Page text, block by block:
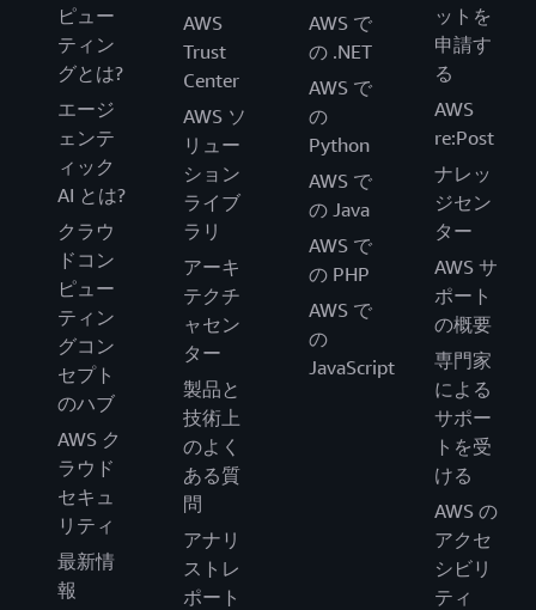
ピュー
ティン
グとは?
エージ
ェンテ
ィック
AI とは?
クラウ
ドコン
ピュー
ティン
グコン
セプト
のハブ
AWS ク
ラウド
セキュ
リティ
最新情
報
AWS
Trust
Center
AWS ソ
リュー
ション
ライブ
ラリ
アーキ
テクチ
ャセン
ター
製品と
技術上
のよく
ある質
問
アナリ
ストレ
ポート
AWS で
の .NET
AWS で
の
Python
AWS で
の Java
AWS で
の PHP
AWS で
の
JavaScript
ットを
申請す
る
AWS
re:Post
ナレッ
ジセン
ター
AWS サ
ポート
の概要
専門家
による
サポー
トを受
ける
AWS の
アクセ
シビリ
ティ